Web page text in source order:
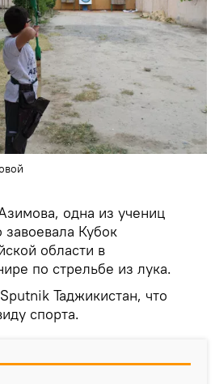
одна из учениц
Кубок
области в
по стрельбе из лука.
Таджикистан, что
спорта.